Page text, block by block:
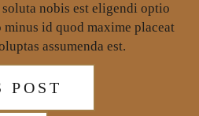
nobis est eligendi optio
id quod maxime placeat
assumenda est.
POST